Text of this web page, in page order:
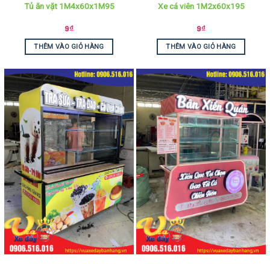
Tủ ăn vặt 1M4x60x1M95
9₫
THÊM VÀO GIỎ HÀNG
Xe cá viên 1M2x60x195
9₫
THÊM VÀO GIỎ HÀNG